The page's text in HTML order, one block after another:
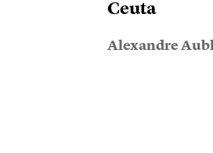
Ceuta
Alexandre